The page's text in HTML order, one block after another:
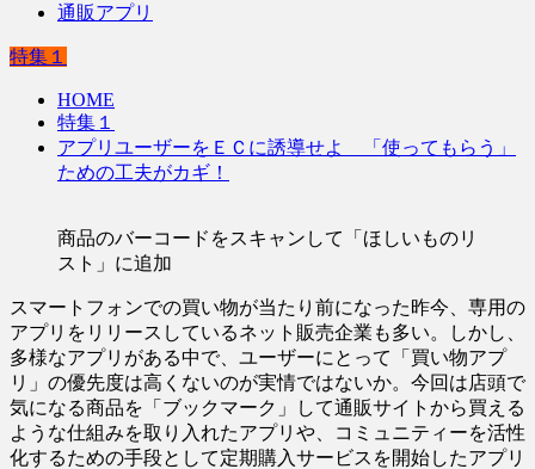
通販アプリ
特集１
HOME
特集１
アプリユーザーをＥＣに誘導せよ 「使ってもらう」
ための工夫がカギ！
商品のバーコードをスキャンして「ほしいものリ
スト」に追加
スマートフォンでの買い物が当たり前になった昨今、専用の
アプリをリリースしているネット販売企業も多い。しかし、
多様なアプリがある中で、ユーザーにとって「買い物アプ
リ」の優先度は高くないのが実情ではないか。今回は店頭で
気になる商品を「ブックマーク」して通販サイトから買える
ような仕組みを取り入れたアプリや、コミュニティーを活性
化するための手段として定期購入サービスを開始したアプリ